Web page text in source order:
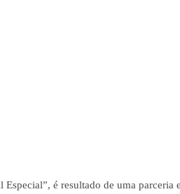
é resultado de uma